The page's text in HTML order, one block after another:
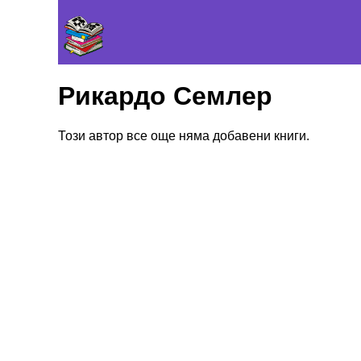
Рикардо Семлер
Този автор все още няма добавени книги.